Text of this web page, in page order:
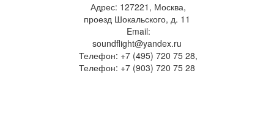
Адрес: 127221, Москва,
проезд Шокальского, д. 11
Email:
soundflight@yandex.ru
Телефон: +7 (495) 720 75 28,
Телефон: +7 (903) 720 75 28